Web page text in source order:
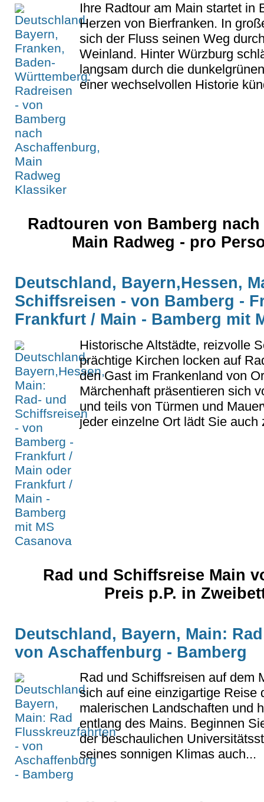
Ihre Radtour am Main startet in
Herzen von Bierfranken. In
sich der Fluss seinen Weg
Weinland. Hinter Würzburg
langsam durch die
einer wechselvollen Historie
Radtouren von Bamberg
Main Radweg - pro
Deutschland, Bayern,Hessen,
Schiffsreisen - von Bamberg -
Frankfurt / Main - Bamberg mit
Historische Altstädte, reizvolle
prächtige Kirchen locken auf
den Gast im Frankenland von
Märchenhaft präsentieren sich
und teils von Türmen und
jeder einzelne Ort lädt Sie auch
Rad und Schiffsreise Main
Preis p.P. in
Deutschland, Bayern, Main:
von Aschaffenburg - Bamberg
Rad und Schiffsreisen auf dem
sich auf eine einzigartige Reise
malerischen Landschaften und
entlang des Mains. Beginnen
der beschaulichen
seines sonnigen Klimas auch...